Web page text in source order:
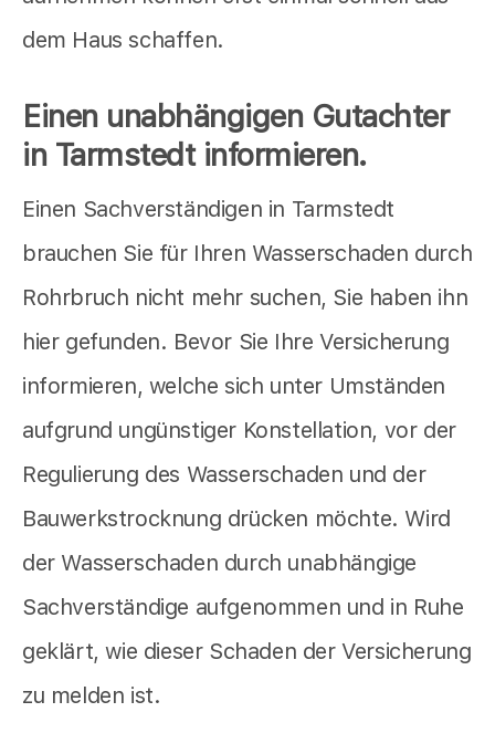
dem Haus schaffen.
Einen unabhängigen Gutachter
in Tarmstedt informieren.
Einen Sachverständigen in Tarmstedt
brauchen Sie für Ihren Wasserschaden durch
Rohrbruch nicht mehr suchen, Sie haben ihn
hier gefunden. Bevor Sie Ihre Versicherung
informieren, welche sich unter Umständen
aufgrund ungünstiger Konstellation, vor der
Regulierung des Wasserschaden und der
Bauwerkstrocknung drücken möchte. Wird
der Wasserschaden durch unabhängige
Sachverständige aufgenommen und in Ruhe
geklärt, wie dieser Schaden der Versicherung
zu melden ist.